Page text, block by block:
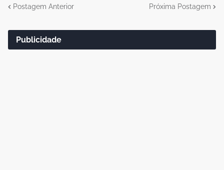
Postagem Anterior Próxima Postagem
Publicidade